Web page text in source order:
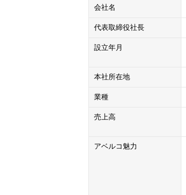
会社名
代表取締役社長
設立年月
本社所在地
業種
売上高
アベルコ魅力